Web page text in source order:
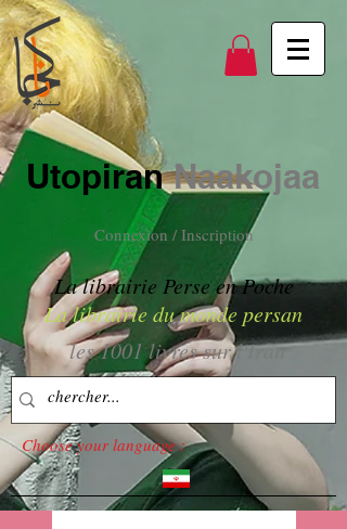
UtopiranNaakojaa
Connexion / Inscription
La librairie Perse en Poche
La librairie du monde persan
les 1001 livres sur l'Iran
Choose your language :